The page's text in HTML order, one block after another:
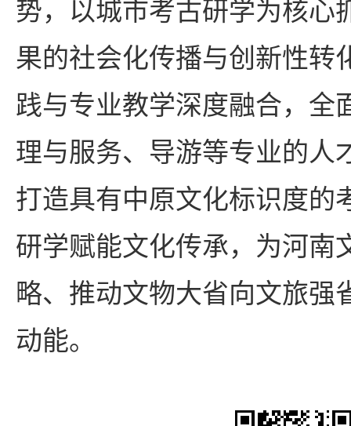
势，以城市考古研学为核心
果的社会化传播与创新性转
践与专业教学深度融合，全
理与服务、导游等专业的人
打造具有中原文化标识度的
研学赋能文化传承，为河南
略、推动文物大省向文旅强
动能。